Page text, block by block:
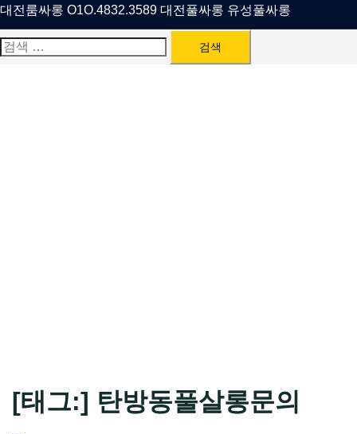
대전룸싸롱 O1O.4832.3589 대전풀싸롱 유성풀싸롱
검
[태그:] 탄방동풀살롱문의